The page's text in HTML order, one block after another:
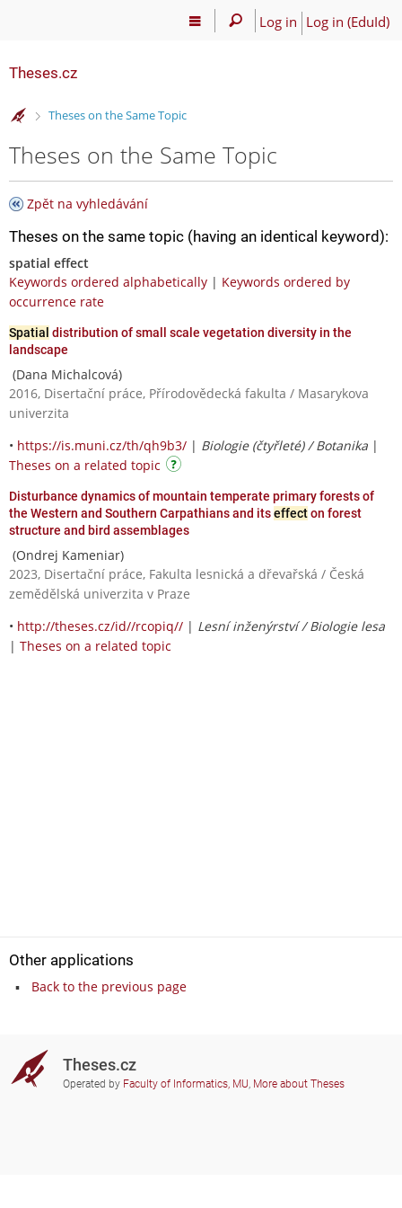
Log in Log in (EduId)
Theses.cz
>
Theses on the Same Topic
Theses on the Same Topic
Zpět na vyhledávání
Theses on the same topic (having an identical keyword):
spatial effect
Keywords ordered alphabetically | Keywords ordered by
occurrence rate
Spatial distribution of small scale vegetation diversity in the
landscape
(Dana Michalcová)
2016, Disertační práce, Přírodovědecká fakulta / Masarykova
univerzita
• https://is.muni.cz/th/qh9b3/ | Biologie (čtyřleté) / Botanika |
Theses on a related topic
Disturbance dynamics of mountain temperate primary forests of
the Western and Southern Carpathians and itseffecton forest
structure and bird assemblages
(Ondrej Kameniar)
2023, Disertační práce, Fakulta lesnická a dřevařská / Česká
zemědělská univerzita v Praze
• http://theses.cz/id//rcopiq// | Lesní inženýrství / Biologie lesa
| Theses on a related topic
Other applications
Back to the previous page
Theses.cz
Operated by Faculty of Informatics, MU, More about Theses